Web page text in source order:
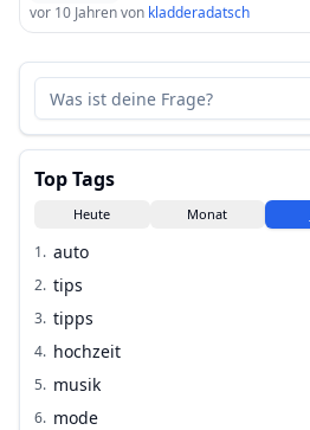
vor 10 Jahrenvon kladderadatsch
Top Tags
Heute Monat
1. auto
2. tips
3. tipps
4. hochzeit
5. musik
6. mode